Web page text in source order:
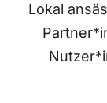
Lokal